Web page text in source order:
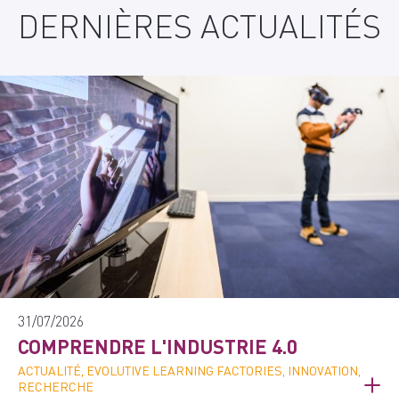
DERNIÈRES ACTUALITÉS
31/07/2026
COMPRENDRE L'INDUSTRIE 4.0
ACTUALITÉ, EVOLUTIVE LEARNING FACTORIES, INNOVATION,
RECHERCHE